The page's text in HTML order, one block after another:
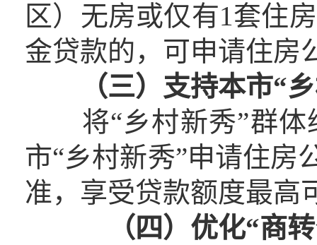
区）无房或仅有1套住
金贷款的，可申请住房
（三）支持本市“
将“乡村新秀”群体
市“乡村新秀”申请住房
准，享受贷款额度最高
（四）优化“商